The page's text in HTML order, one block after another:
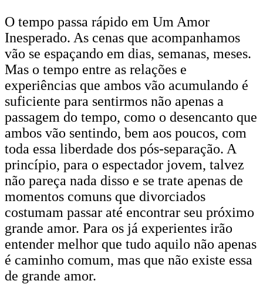
O tempo passa rápido em Um Amor
Inesperado. As cenas que acompanhamos
vão se espaçando em dias, semanas, meses.
Mas o tempo entre as relações e
experiências que ambos vão acumulando é
suficiente para sentirmos não apenas a
passagem do tempo, como o desencanto que
ambos vão sentindo, bem aos poucos, com
toda essa liberdade dos pós-separação. A
princípio, para o espectador jovem, talvez
não pareça nada disso e se trate apenas de
momentos comuns que divorciados
costumam passar até encontrar seu próximo
grande amor. Para os já experientes irão
entender melhor que tudo aquilo não apenas
é caminho comum, mas que não existe essa
de grande amor.